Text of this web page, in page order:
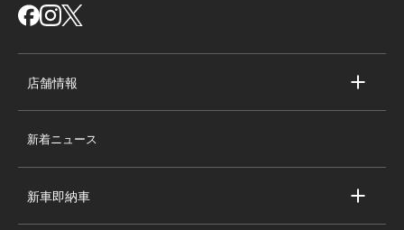
店舗情報
スタッフ紹介
新着ニュース
新車即納車